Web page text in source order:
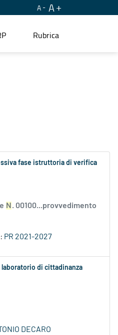
A A
Rubrica
fase istruttoria di verifica
N . 00100...provvedimento
PR 2021-2027
laboratorio di cittadinanza
DECARO